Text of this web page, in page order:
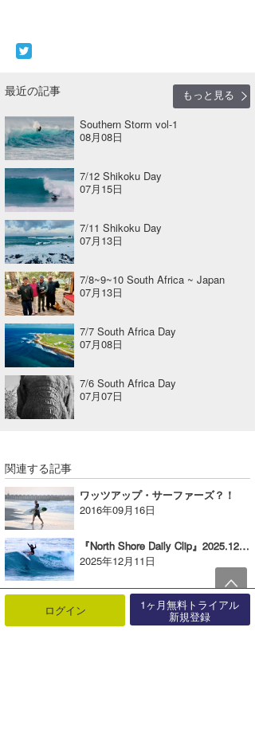
最近の記事
もっと見る
Southern Storm vol-1
08月08日
7/12 Shikoku Day
07月15日
7/11 Shikoku Day
07月13日
7/8~9~10 South Africa ~ Japan
07月13日
7/7 South Africa Day
07月08日
7/6 South Africa Day
07月07日
関連する記事
ワッツアップ・サーファーズ？！
2016年09月16日
『North Shore Daily Clip』2025.12.8 & 9 @ BACKDOOR & OTW
2025年12月11日
12/31 Hawaii Day vol-1
2020年01月03日
ログイン 1ヶ月無料トライアル
新規登録